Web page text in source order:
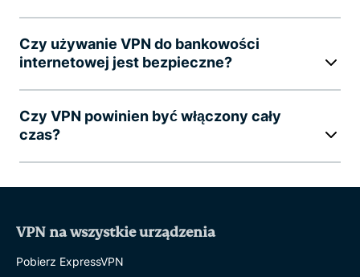
Czy używanie VPN do bankowości
internetowej jest bezpieczne?
Czy VPN powinien być włączony cały
czas?
VPN na wszystkie urządzenia
Pobierz ExpressVPN